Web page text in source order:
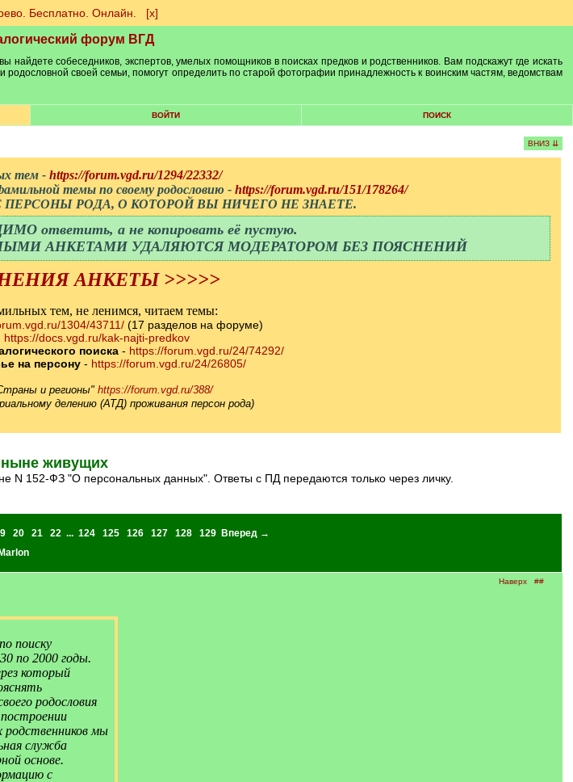
Бесплатно. Онлайн. [х]
форум ВГД
собеседников, экспертов, умелых помощников в поисках предков и родственников. Вам подскажут где искать
своей семьи, помогут определить по старой фотографии принадлежность к воинским частям, ведомствам
ВОЙТИ ПОИСК
ВНИЗ ⇊
тем - https://forum.vgd.ru/1294/22332/
темы по своему родословию - https://forum.vgd.ru/151/178264/
РОДА, О КОТОРОЙ ВЫ НИЧЕГО НЕ ЗНАЕТЕ.
ответить, а не копировать её пустую.
АНКЕТАМИ УДАЛЯЮТСЯ МОДЕРАТОРОМ БЕЗ ПОЯСНЕНИЙ
АНКЕТЫ >>>>>
тем, не ленимся, читаем темы:
1304/43711/(17 разделов на форуме)
https://docs.vgd.ru/kak-najti-predkov
поиска - https://forum.vgd.ru/24/74292/
на персону- https://forum.vgd.ru/24/26805/
и регионы" https://forum.vgd.ru/388/
делению (АТД) проживания персон рода)
ныне живущих
N 152-ФЗ "О персональных данных". Ответы с ПД передаются только через личку.
20 21 22 ... 124 125 126 127 128 129
Вперед →
Marlon
Наверх ##
поиску
по 2000 годы.
который
родословия
родственников мы
служба
основе.
с